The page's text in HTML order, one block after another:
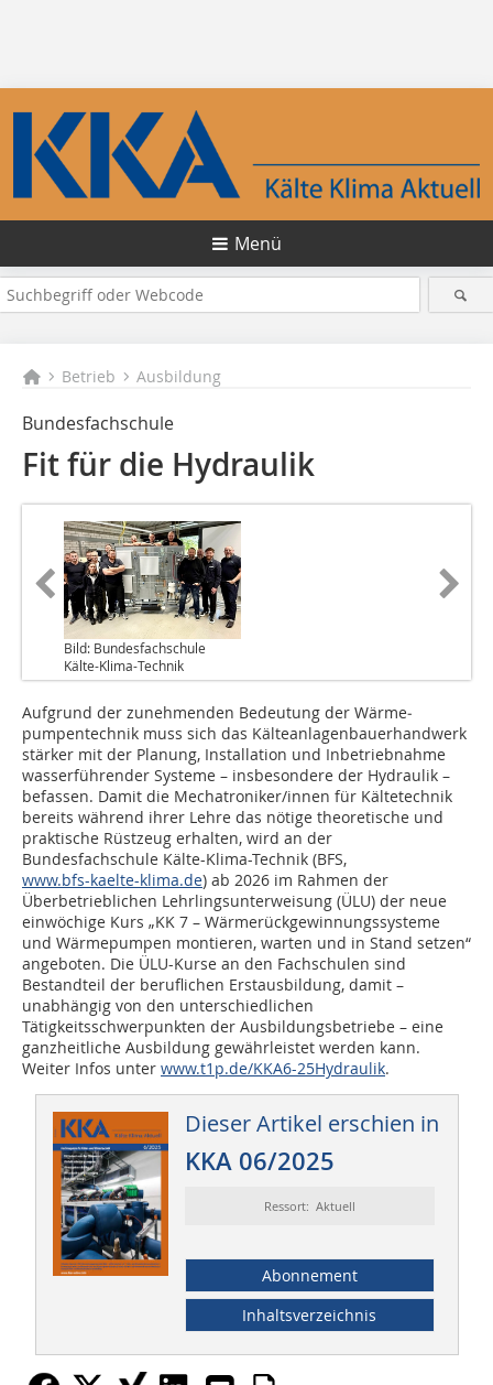
Menü
Betrieb Ausbildung
Bundesfachschule
Fit für die Hydraulik
Bild: Bundesfachschule
Kälte-Klima-Technik
Aufgrund der zunehmenden Bedeutung der Wärme­
pumpentechnik muss sich das Kälteanlagenbauerhandwerk
stärker mit der Planung, Installation und Inbetriebnahme
wasserführender Systeme – insbesondere der Hydraulik –
befassen. Damit die Mechatroniker/innen für Kältetechnik
bereits während ihrer Lehre das nötige theoretische und
praktische Rüstzeug erhalten, wird an der
Bundesfachschule Kälte-Klima-Technik (BFS,
www.bfs-kaelte-klima.de) ab 2026 im Rahmen der
Überbetrieblichen Lehrlingsunterweisung (ÜLU) der neue
einwöchige Kurs „KK 7 – Wärmerückgewinnungssysteme
und Wärmepumpen montieren, warten und in Stand setzen“
angeboten. Die ÜLU-Kurse an den Fachschulen sind
Bestandteil der beruflichen Erstausbildung, damit –
unabhängig von den unterschiedlichen
Tätigkeitsschwerpunkten der Ausbildungsbetriebe – eine
ganzheitliche Ausbildung gewährleistet werden kann.
Weiter Infos unter www.t1p.de/KKA6-25Hydraulik.
Dieser Artikel erschien in
KKA 06/2025
Ressort: Aktuell
Abonnement
Inhaltsverzeichnis